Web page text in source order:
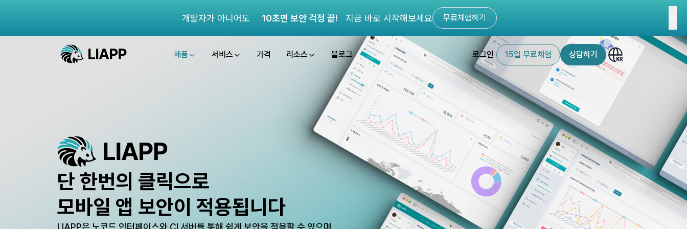
개발자가 아니어도 10초면 보안 걱정 끝! 지금 바로 시작해보세요 무료체험하기
제품 서비스 가격 리소스 블로그 로그인 15일 무료체험 상담하기
단 한번의 클릭으로
모바일 앱 보안이 적용됩니다
LIAPP은 노코드 인터페이스와 CI 서버를 통해 쉽게 보안을 적용할 수 있으며,